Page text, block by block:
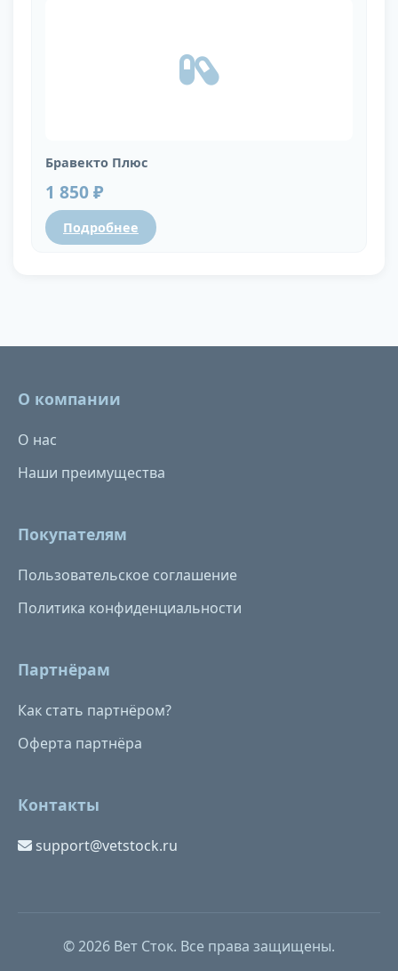
Бравекто Плюс
1 850 ₽
Подробнее
О компании
О нас
Наши преимущества
Покупателям
Пользовательское соглашение
Политика конфиденциальности
Партнёрам
Как стать партнёром?
Оферта партнёра
Контакты
support@vetstock.ru
© 2026 Вет Сток. Все права защищены.